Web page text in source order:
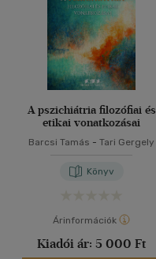
A pszichiátria filozófiai és
etikai vonatkozásai
Barcsi Tamás - Tari Gergely
Könyv
Árinformációk
Kiadói ár: 5 000 Ft